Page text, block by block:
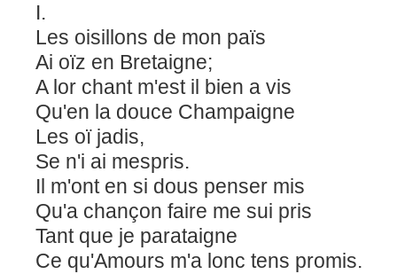
I.
Les oisillons de mon païs
Ai oïz en Bretaigne;
A lor chant m'est il bien a vis
Qu'en la douce Champaigne
Les oï jadis,
Se n'i ai mespris.
Il m'ont en si dous penser mis
Qu'a chançon faire me sui pris
Tant que je parataigne
Ce qu'Amours m'a lonc tens promis.